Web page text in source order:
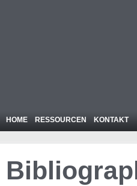
HOME RESSOURCEN KONTAKT